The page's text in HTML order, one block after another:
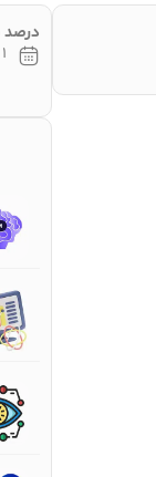
درصد
۱ ماه قبل